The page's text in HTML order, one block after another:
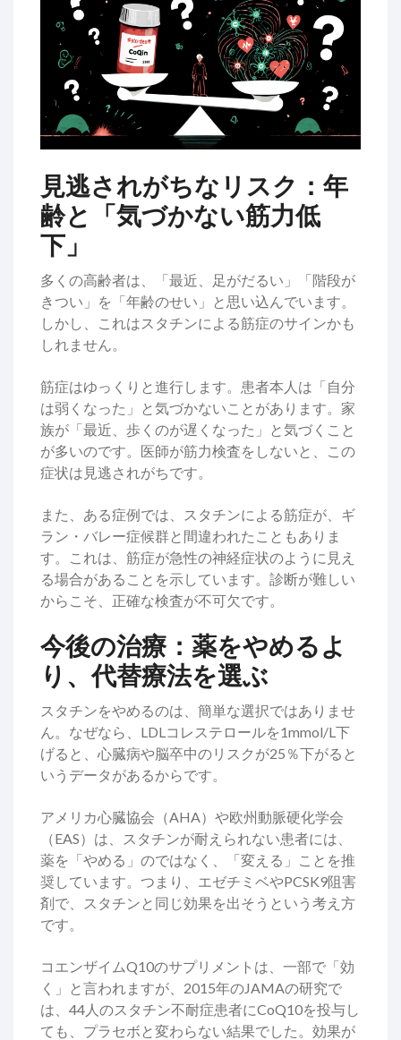
見逃されがちなリスク：年
齢と「気づかない筋力低
下」
多くの高齢者は、「最近、足がだるい」「階段が
きつい」を「年齢のせい」と思い込んでいます。
しかし、これはスタチンによる筋症のサインかも
しれません。
筋症はゆっくりと進行します。患者本人は「自分
は弱くなった」と気づかないことがあります。家
族が「最近、歩くのが遅くなった」と気づくこと
が多いのです。医師が筋力検査をしないと、この
症状は見逃されがちです。
また、ある症例では、スタチンによる筋症が、ギ
ラン・バレー症候群と間違われたこともありま
す。これは、筋症が急性の神経症状のように見え
る場合があることを示しています。診断が難しい
からこそ、正確な検査が不可欠です。
今後の治療：薬をやめるよ
り、代替療法を選ぶ
スタチンをやめるのは、簡単な選択ではありませ
ん。なぜなら、LDLコレステロールを1mmol/L下
げると、心臓病や脳卒中のリスクが25％下がると
いうデータがあるからです。
アメリカ心臓協会（AHA）や欧州動脈硬化学会
（EAS）は、スタチンが耐えられない患者には、
薬を「やめる」のではなく、「変える」ことを推
奨しています。つまり、エゼチミベやPCSK9阻害
剤で、スタチンと同じ効果を出そうという考え方
です。
コエンザイムQ10のサプリメントは、一部で「効
く」と言われますが、2015年のJAMAの研究で
は、44人のスタチン不耐症患者にCoQ10を投与し
ても、プラセボと変わらない結果でした。効果が